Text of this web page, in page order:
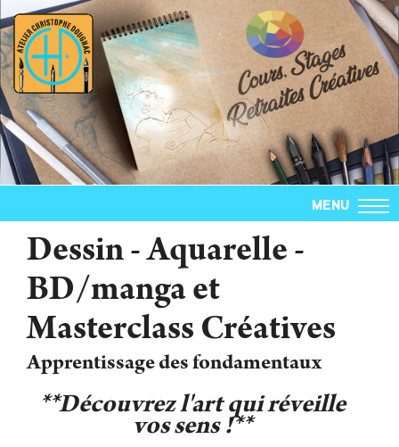
MENU
Dessin - Aquarelle -
BD/manga et
Masterclass Créatives
Apprentissage des fondamentaux
**Découvrez l'art qui réveille
vos sens !**